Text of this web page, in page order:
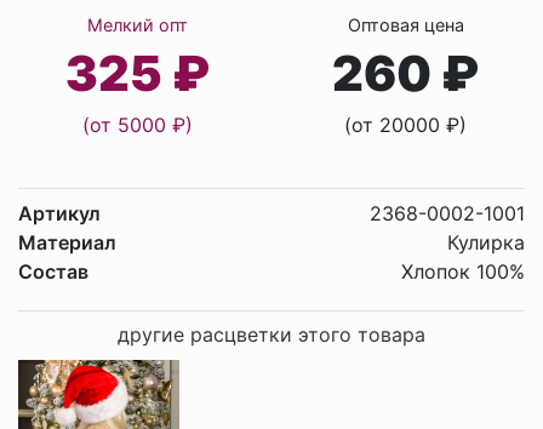
Мелкий опт
325 ₽
(от 5000 ₽)
Оптовая цена
260 ₽
(от 20000 ₽)
Артикул
2368-0002-1001
Материал
Кулирка
Состав
Хлопок 100%
другие расцветки этого товара